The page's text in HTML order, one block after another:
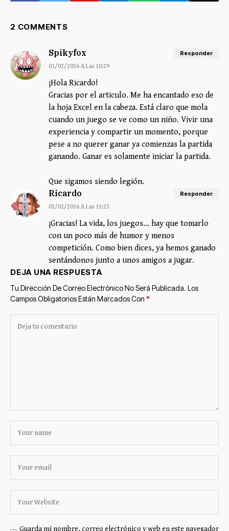
2 COMMENTS
Spikyfox
01/02/2026 A Las 10:29
¡Hola Ricardo!
Gracias por el articulo. Me ha encantado eso de
la hoja Excel en la cabeza. Está claro que mola
cuando un juego se ve como un niño. Vivir una
experiencia y compartir un momento, porque
pese a no querer ganar ya comienzas la partida
ganando. Ganar es solamente iniciar la partida.
Que sigamos siendo legión.
Responder
Ricardo
02/02/2026 A Las 15:23
¡Gracias! La vida, los juegos… hay que tomarlo
con un poco más de humor y menos
competición. Como bien dices, ya hemos ganado
sentándonos junto a unos amigos a jugar.
Responder
DEJA UNA RESPUESTA
Tu Dirección De Correo Electrónico No Será Publicada. Los
Campos Obligatorios Están Marcados Con *
Guarda mi nombre, correo electrónico y web en este navegador